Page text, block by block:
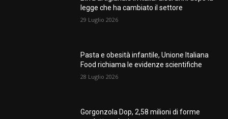
legge che ha cambiato il settore
29 Luglio 2026
Pasta e obesità infantile, Unione Italiana
Food richiama le evidenze scientifiche
28 Luglio 2026
Gorgonzola Dop, 2,58 milioni di forme